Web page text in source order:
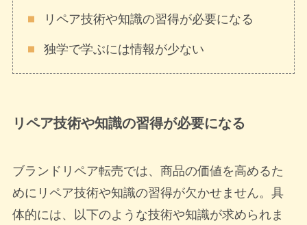
リペア技術や知識の習得が必要になる
独学で学ぶには情報が少ない
リペア技術や知識の習得が必要になる
ブランドリペア転売では、商品の価値を高めるた
めにリペア技術や知識の習得が欠かせません。具
体的には、以下のような技術や知識が求められま